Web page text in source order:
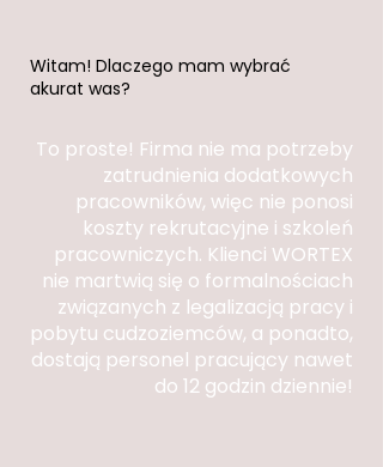
To proste! Firma nie ma potrzeby
zatrudnienia dodatkowych
pracowników, więc nie ponosi
koszty rekrutacyjne i szkoleń
pracowniczych. Klienci WORTEX
nie martwią się o formalnościach
związanych z legalizacją pracy i
pobytu cudzoziemców, a ponadto,
dostają personel pracujący nawet
do 12 godzin dziennie!
Witam! Dlaczego mam wybrać
akurat was?